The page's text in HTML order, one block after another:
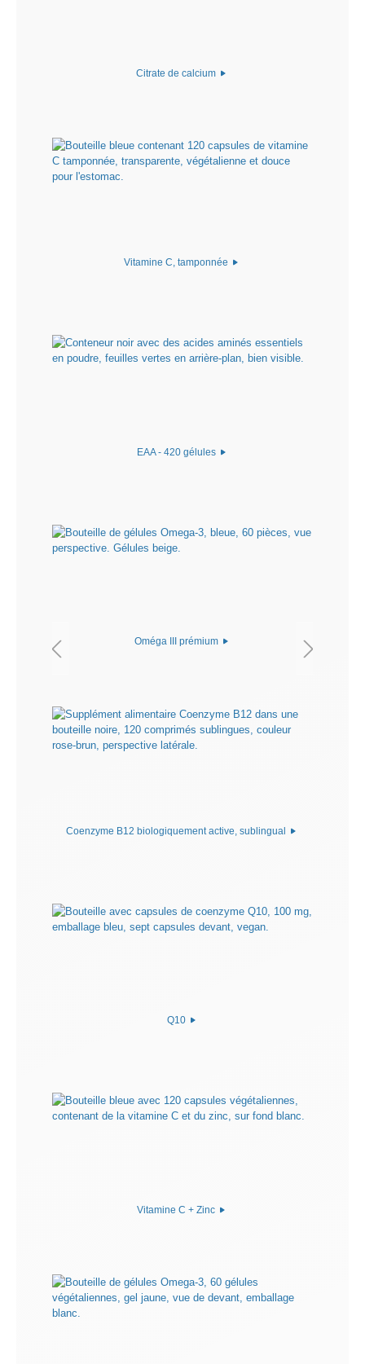
Citrate de calcium
Vitamine C, tamponnée
EAA - 420 gélules
Oméga III prémium
Coenzyme B12 biologiquement active, sublingual
Q10
Vitamine C + Zinc